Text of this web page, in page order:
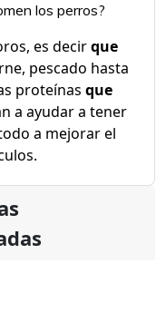
los perros?
es decirque
pescado hasta
proteínas que
a ayudar a tener
a mejorar el